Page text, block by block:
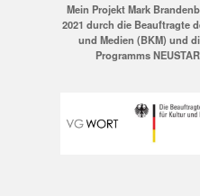
Mein Projekt Mark
2021 durch die Beauftragte
und Medien (BKM) und
Programms